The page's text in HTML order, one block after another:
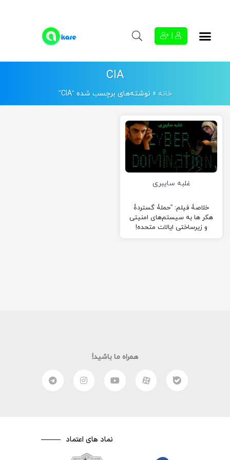
CIA
خانه »نوشته‌های برچسب شده “CIA”
غلبه سایبری
خلاصۀ فیلم: “حملۀ گستردۀ
هکر ها به سیستم‌های امنیتی
و زیرساختی ایالات متحده!
همراه ما باشید!
نماد های اعتماد